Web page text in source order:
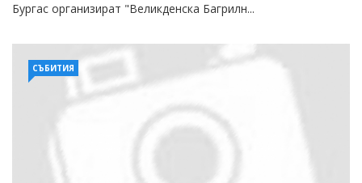
Бургас организират "Великденска Багрилн...
СЪБИТИЯ